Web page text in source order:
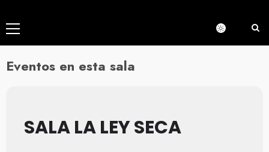
Menú
principal
Eventos en esta sala
SALA LA LEY SECA